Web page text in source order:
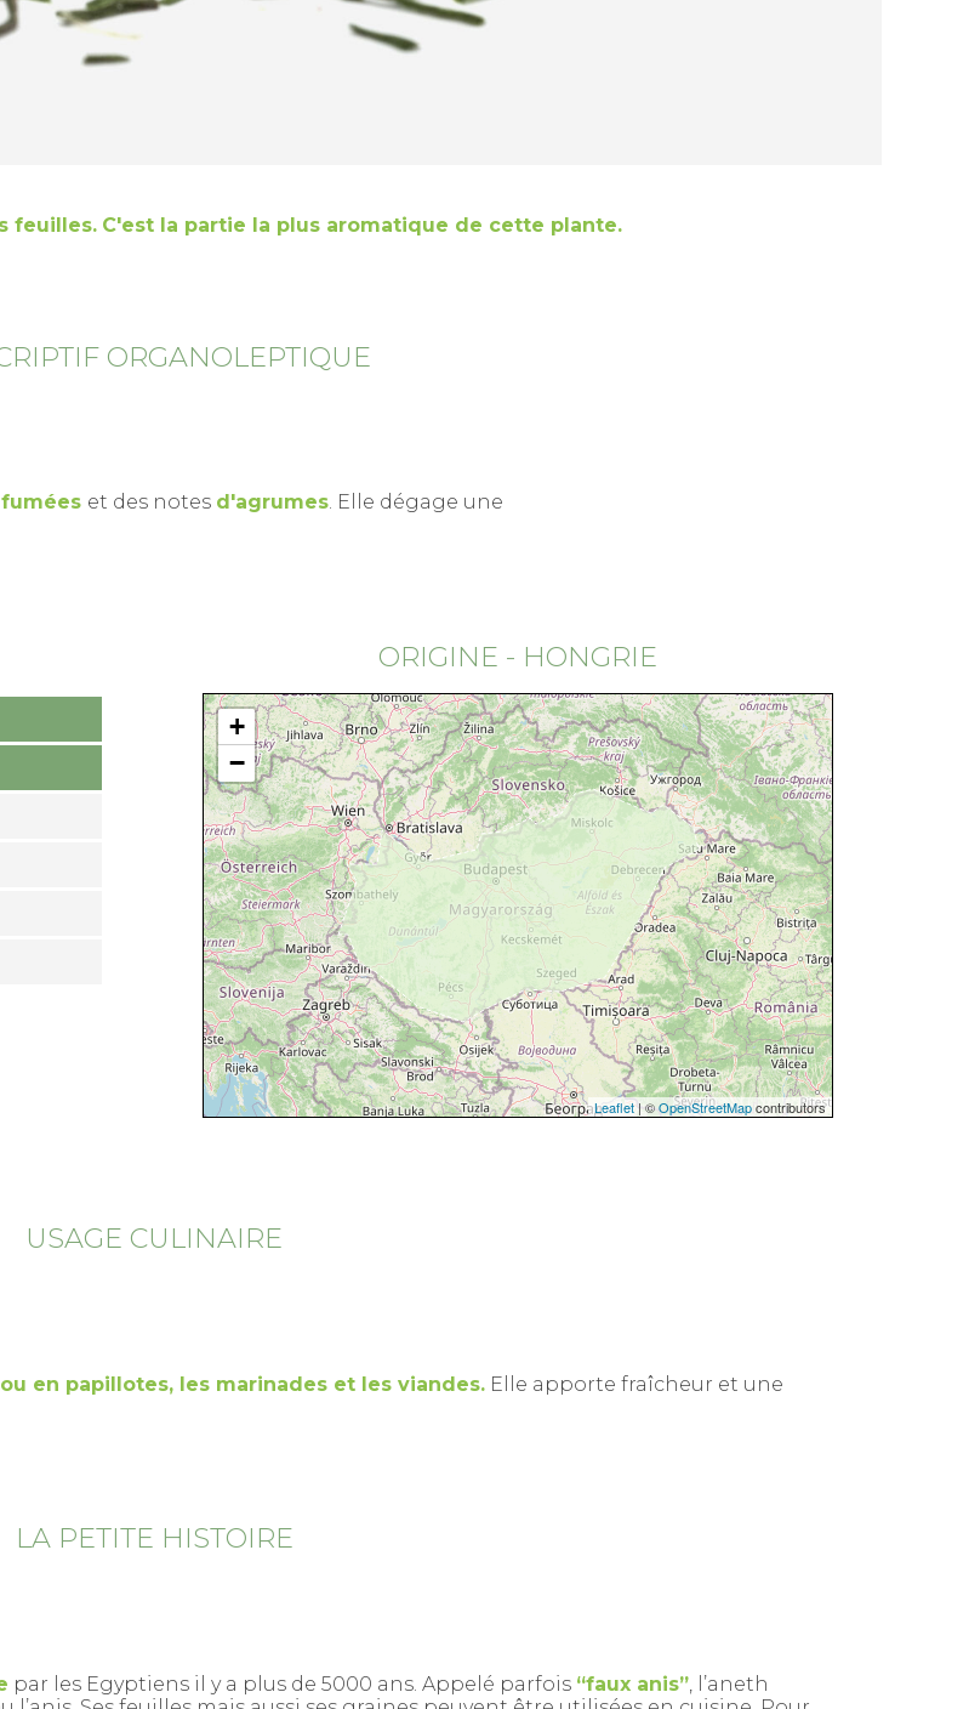
feuilles. C'est la partie la plus aromatique de cette plante.
ORGANOLEPTIQUE
fumées et des notes d'agrumes. Elle dégage une
ORIGINE - HONGRIE
+
−
Leaflet| ©OpenStreetMapcontributors
USAGE CULINAIRE
en papillotes, les marinades et les viandes. Elle apporte fraîcheur et une
LA PETITE HISTOIRE
par les Egyptiens il y a plus de 5000 ans. Appelé parfois “faux anis” , l’aneth